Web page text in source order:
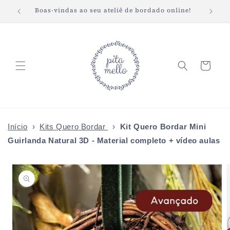
para oBoas-vindas ao seu ateliê de bordado online!
Carrinho
Início › Kits Quero Bordar ›
Kit Quero Bordar Mini
Guirlanda Natural 3D - Material completo + vídeo aulas
as
informações
do produto